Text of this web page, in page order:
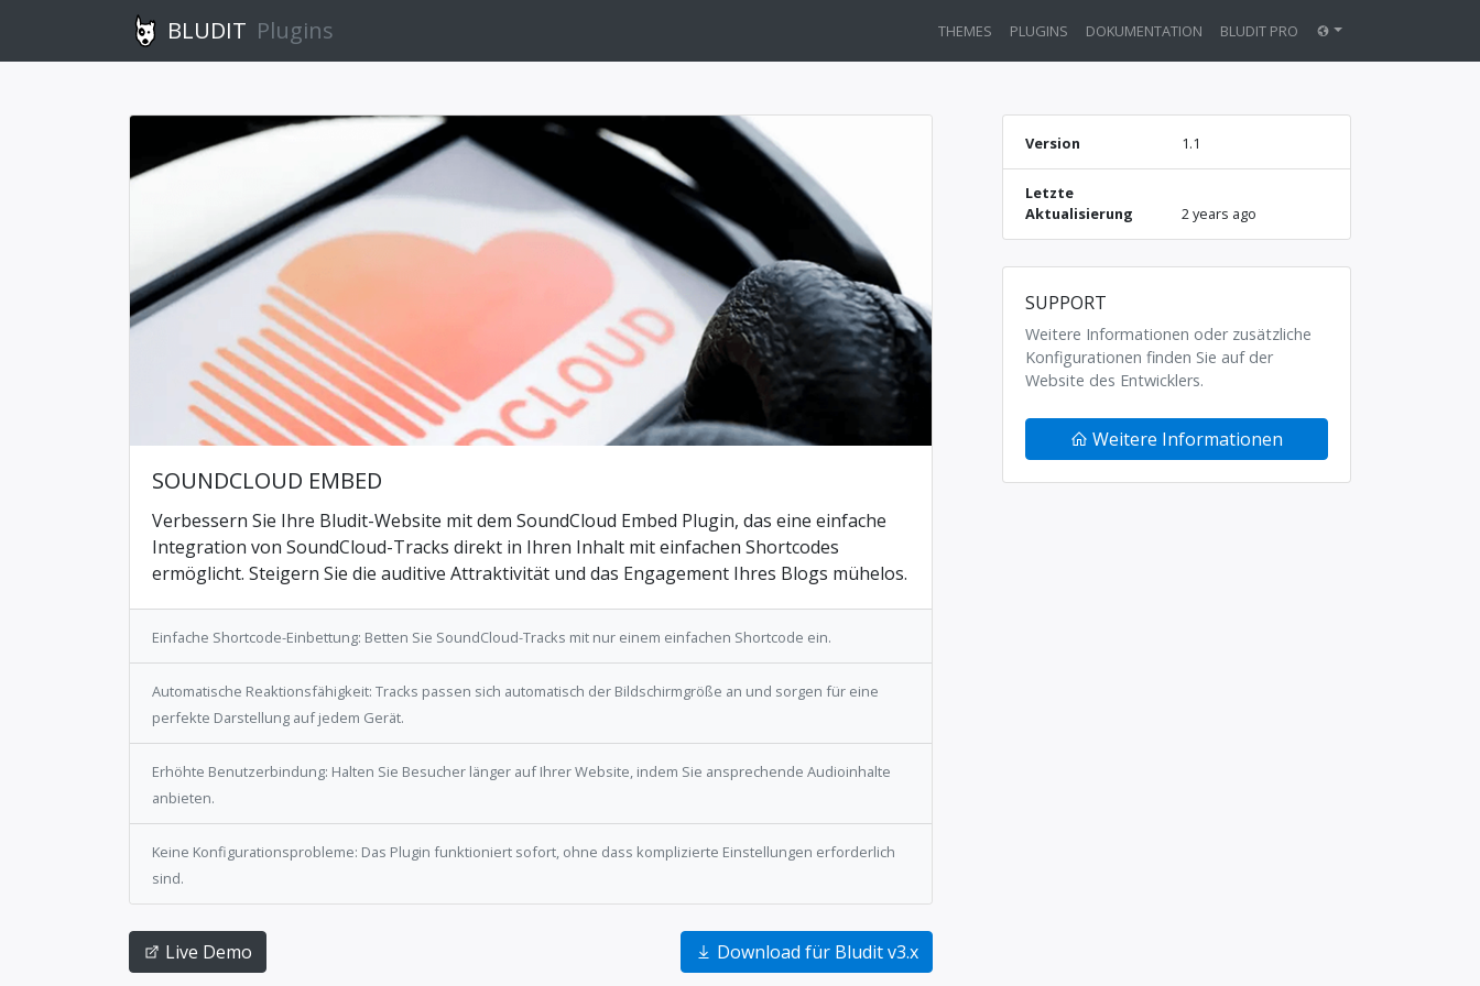
BLUDIT Plugins THEMES PLUGINS DOKUMENTATION BLUDIT PRO
SOUNDCLOUD EMBED
Verbessern Sie Ihre Bludit-Website mit dem SoundCloud Embed Plugin, das eine einfache
Integration von SoundCloud-Tracks direkt in Ihren Inhalt mit einfachen Shortcodes
ermöglicht. Steigern Sie die auditive Attraktivität und das Engagement Ihres Blogs mühelos.
Einfache Shortcode-Einbettung: Betten Sie SoundCloud-Tracks mit nur einem einfachen Shortcode ein.
Automatische Reaktionsfähigkeit: Tracks passen sich automatisch der Bildschirmgröße an und sorgen für eine
perfekte Darstellung auf jedem Gerät.
Erhöhte Benutzerbindung: Halten Sie Besucher länger auf Ihrer Website, indem Sie ansprechende Audioinhalte
anbieten.
Keine Konfigurationsprobleme: Das Plugin funktioniert sofort, ohne dass komplizierte Einstellungen erforderlich
sind.
Live Demo Download für Bludit v3.x
Version 1.1
Letzte
Aktualisierung
2 years ago
SUPPORT
Weitere Informationen oder zusätzliche
Konfigurationen finden Sie auf der
Website des Entwicklers.
Weitere Informationen